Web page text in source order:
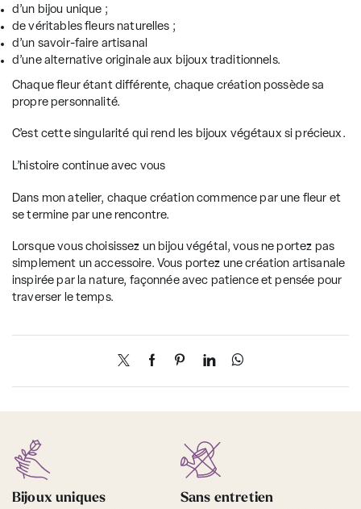
d’un bijou unique ;
de véritables fleurs naturelles ;
d’un savoir-faire artisanal
d’une alternative originale aux bijoux traditionnels.
Chaque fleur étant différente, chaque création possède sa
propre personnalité.
C’est cette singularité qui rend les bijoux végétaux si précieux.
L’histoire continue avec vous
Dans mon atelier, chaque création commence par une fleur et
se termine par une rencontre.
Lorsque vous choisissez un bijou végétal, vous ne portez pas
simplement un accessoire. Vous portez une création artisanale
inspirée par la nature, façonnée avec patience et pensée pour
traverser le temps.
Bijoux uniques Sans entretien